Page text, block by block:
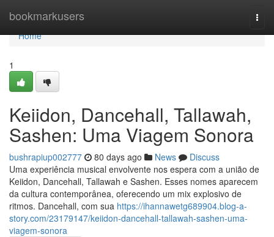
bookmarkusers
Home
Home
1
Keiidon, Dancehall, Tallawah,
Sashen: Uma Viagem Sonora
bushrapiup002777 80 days ago News
Discuss
Uma experiência musical envolvente nos espera com a união de
Keiidon, Dancehall, Tallawah e Sashen. Esses nomes aparecem
da cultura contemporânea, oferecendo um mix explosivo de
ritmos. Dancehall, com sua https://ihannawetg689904.blog-a-
story.com/23179147/keiidon-dancehall-tallawah-sashen-uma-
viagem-sonora